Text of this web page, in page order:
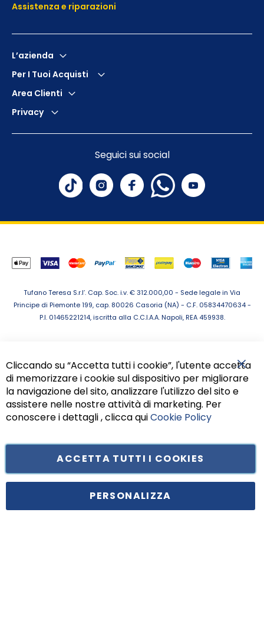
Assistenza e riparazioni
L’azienda
Per I Tuoi Acquisti
Area Clienti
Privacy
Seguici sui social
Tufano Teresa S.r.l’. Cap. Soc. i.v. € 312.000,00 - Sede legale in Via
Principe di Piemonte 199, cap. 80026 Casoria (NA) - C.F. 05834470634 -
P.I. 01465221214, iscritta alla C.C.I.A.A. Napoli, REA 459938.
Cliccando su “Accetta tutti i cookie”, l'utente accetta
di memorizzare i cookie sul dispositivo per migliorare
la navigazione del sito, analizzare l'utilizzo del sito e
assistere nelle nostre attività di marketing. Per
conoscere i dettagli , clicca quiCookie Policy
ACCETTA TUTTI I COOKIES
PERSONALIZZA